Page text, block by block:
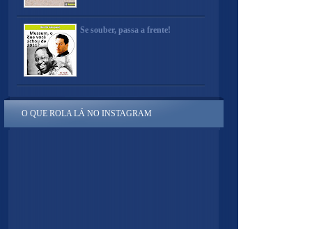
Se souber, passa a frente!
O QUE ROLA LÁ NO INSTAGRAM